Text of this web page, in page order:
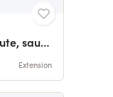
[PROLONGATIONS] Moumoute, sauvons la laine française
Extension